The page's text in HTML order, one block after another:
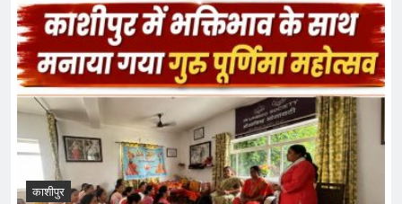
काशीपुर